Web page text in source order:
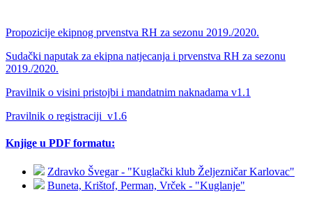
Propozicije ekipnog prvenstva RH za sezonu 2019./2020.
Sudački naputak za ekipna natjecanja i prvenstva RH za sezonu
2019./2020.
Pravilnik o visini pristojbi i mandatnim naknadama v1.1
Pravilnik o registraciji_v1.6
Knjige u PDF formatu:
Zdravko Švegar - "Kuglački klub Željezničar Karlovac"
Buneta, Krištof, Perman, Vrček - "Kuglanje"